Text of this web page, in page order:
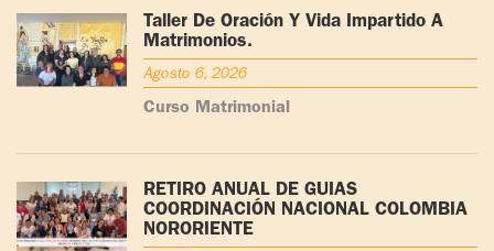
Taller De Oración Y Vida Impartido A
Matrimonios.
Agosto 6, 2026
Curso Matrimonial
RETIRO ANUAL DE GUÍAS
COORDINACIÓN NACIONAL COLOMBIA
NORORIENTE